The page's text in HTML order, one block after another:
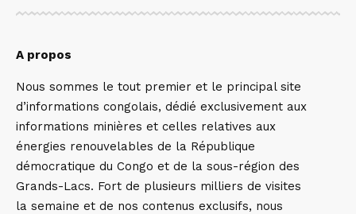
A propos
Nous sommes le tout premier et le principal site
d’informations congolais, dédié exclusivement aux
informations minières et celles relatives aux
énergies renouvelables de la République
démocratique du Congo et de la sous-région des
Grands-Lacs. Fort de plusieurs milliers de visites
la semaine et de nos contenus exclusifs, nous